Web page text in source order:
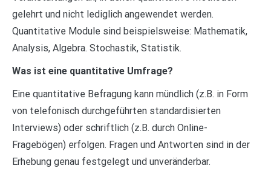
gelehrt und nicht lediglich angewendet werden.
Quantitative Module sind beispielsweise: Mathematik,
Analysis, Algebra. Stochastik, Statistik.
Was ist eine quantitative Umfrage?
Eine quantitative Befragung kann mündlich (z.B. in Form
von telefonisch durchgeführten standardisierten
Interviews) oder schriftlich (z.B. durch Online-
Fragebögen) erfolgen. Fragen und Antworten sind in der
Erhebung genau festgelegt und unveränderbar.